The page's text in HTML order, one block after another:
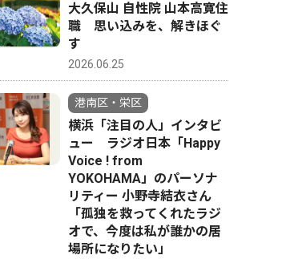
治
民党 神奈川２区 上大岡
本救援募金
方、医
月19日
大久保山 自性院 山本高寛住
職 思い込みを、解きほぐ
す
2026.06.25
港南区・栄区
横浜「注目の人」インタビ
ュー ラジオ日本「Happy
Voice ! from
YOKOHAMA」のパーソナ
リティー 小野寺結衣さん
「孤独を救ってくれたラジ
オで、今度は私が誰かの居
場所になりたい」